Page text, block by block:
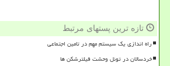
تازه ترین پستهای مرتبط
راه اندازی یک سیستم مهم در تامین اجتماعی
خردسالان در تونل وحشت فیلترشکن ها